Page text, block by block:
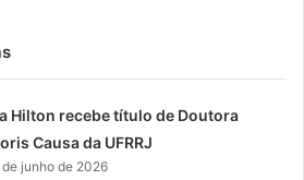
Hilton recebe título de Doutora
Causa da UFRRJ
de junho de 2026